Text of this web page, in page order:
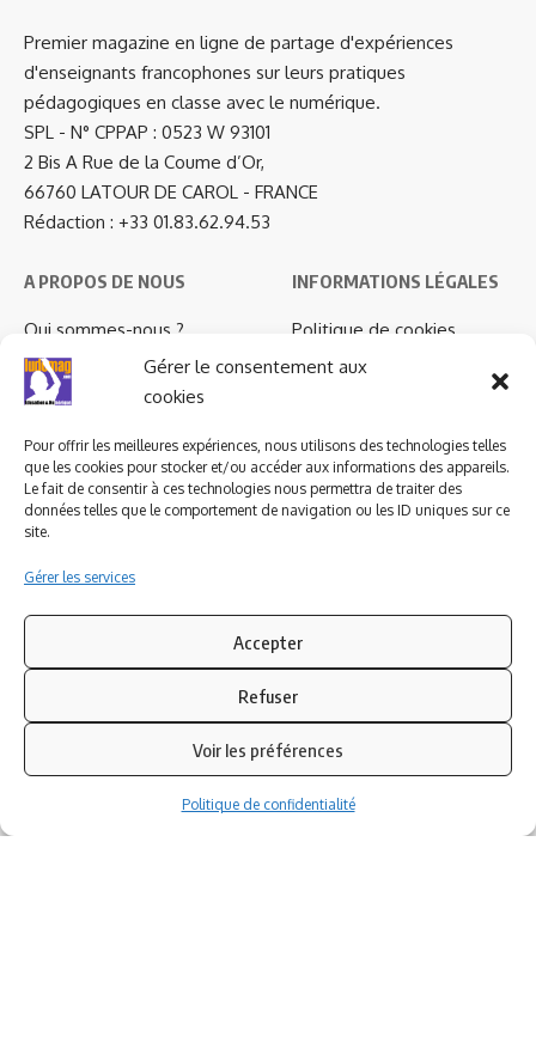
Gérer le consentement aux
cookies
Pour offrir les meilleures expériences, nous utilisons des technologies telles
que les cookies pour stocker et/ou accéder aux informations des appareils.
Le fait de consentir à ces technologies nous permettra de traiter des
données telles que le comportement de navigation ou les ID uniques sur ce
site.
Gérer les services
Accepter
Refuser
Voir les préférences
Politique de confidentialité
Premier magazine en ligne de partage d'expériences
d'enseignants francophones sur leurs pratiques
pédagogiques en classe avec le numérique.
SPL - N° CPPAP : 0523 W 93101
2 Bis A Rue de la Coume d’Or,
66760 LATOUR DE CAROL - FRANCE
Rédaction : +33 01.83.62.94.53
A PROPOS DE NOUS
Qui sommes-nous ?
Newsletter
Nous contacter
Ludomag "Le Club"
INFORMATIONS LÉGALES
Politique de cookies
Politique de confidentialité
LIENS UTILES
I.A. en éducation ; les
ludoviales